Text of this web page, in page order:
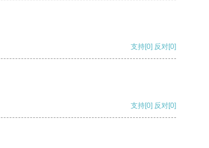
支持[0] 反对[0]
支持[0] 反对[0]